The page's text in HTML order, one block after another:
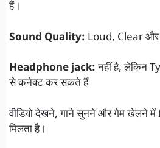
हैं।
Sound Quality: Loud, Clear
Headphone jack:नहीं है, लेकिन
से कनेक्ट कर सकते हैं
वीडियो देखने, गाने सुनने और गेम खेलने
मिलता है।